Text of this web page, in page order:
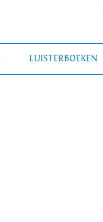
LUISTERBOEKEN